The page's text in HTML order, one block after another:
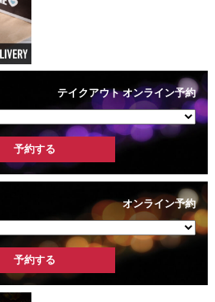
テイクアウト オンライン予約
オンライン予約